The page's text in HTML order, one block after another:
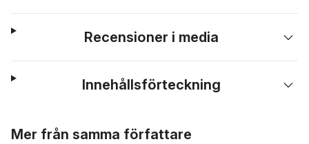
Recensioner i media
Innehållsförteckning
Mer från samma författare